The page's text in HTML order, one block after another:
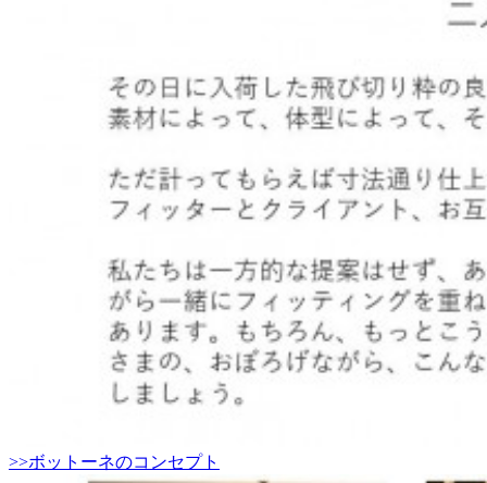
>>ボットーネのコンセプト